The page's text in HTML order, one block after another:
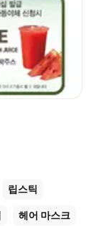
립스틱
헤어 마스크